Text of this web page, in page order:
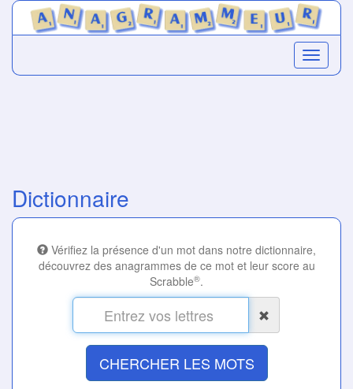
Dictionnaire
Vérifiez la présence d'un mot dans notre dictionnaire,
découvrez des anagrammes de ce mot et leur score au
Scrabble®.
CHERCHER LES MOTS